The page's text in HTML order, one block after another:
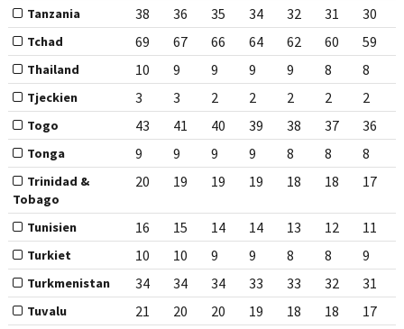
Tanzania 38 36 35 34 32 31 30
Tchad 69 67 66 64 62 60 59
Thailand 10 9 9 9 9 8 8
Tjeckien 3 3 2 2 2 2 2
Togo 43 41 40 39 38 37 36
Tonga 9 9 9 9 8 8 8
Trinidad &
Tobago
20 19 19 19 18 18 17
Tunisien 16 15 14 14 13 12 11
Turkiet 10 10 9 9 8 8 9
Turkmenistan 34 34 34 33 33 32 31
Tuvalu 21 20 20 19 18 18 17